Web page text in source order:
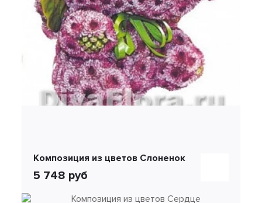
Композиция из цветов Слоненок
5 748 руб